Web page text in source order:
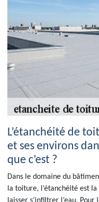
L’étanchéité de
et ses environs
que c’est ?
Dans le domaine du
la toiture, l’étanchéité est